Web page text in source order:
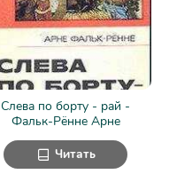
Слева по борту - рай -
Фальк-Рённе Арне
Читать